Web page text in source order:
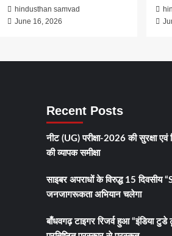
hindusthan samvad
June 16, 2026
Recent Posts
नीट (UG) परीक्षा-2026 की सुरक्षा एवं
की व्यापक समीक्षा
साइबर अपराधों के विरुद्ध 15 दिवसीय
जनजागरूकता अभियान चलेगा
बाँधवगढ़ टाइगर रिजर्व हुआ “इंडिया